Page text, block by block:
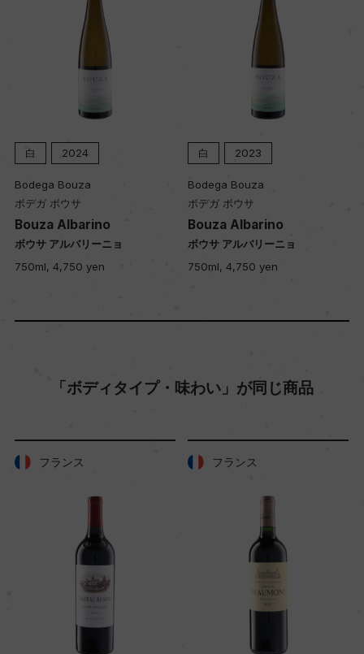
34hl/ha
樹齢
21年
石灰岩を多く含むローム質の粘土質土壌
格付
白 2024
Bodega Bouza
ボデガ ボウサ
Bouza Albarino
ボウサ アルバリーニョ
750ml, 4,750 yen
白 2023
Bodega Bouza
ボデガ ボウサ
Bouza Albarino
ボウサ アルバリーニョ
750ml, 4,750 yen
「ボディタイプ・味わい」が同じ商品
フランス フランス